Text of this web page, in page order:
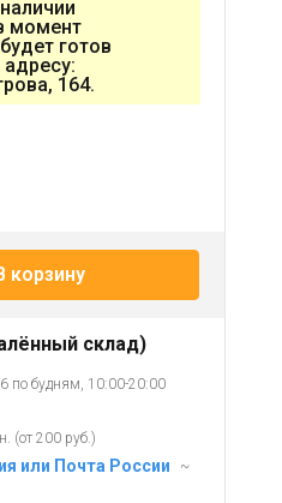
момент
готов
164.
корзину
склад)
по будням, 10:00-20:00
(от 200 руб.)
или Почта России
~